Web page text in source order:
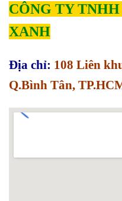
CÔNG TY
XANH
Địa chỉ: 108 Liên
Q.Bình Tân,